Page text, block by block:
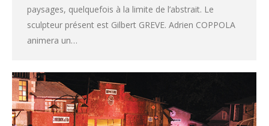
paysages, quelquefois à la limite de l’abstrait. Le
sculpteur présent est Gilbert GREVE. Adrien COPPOLA
animera un…